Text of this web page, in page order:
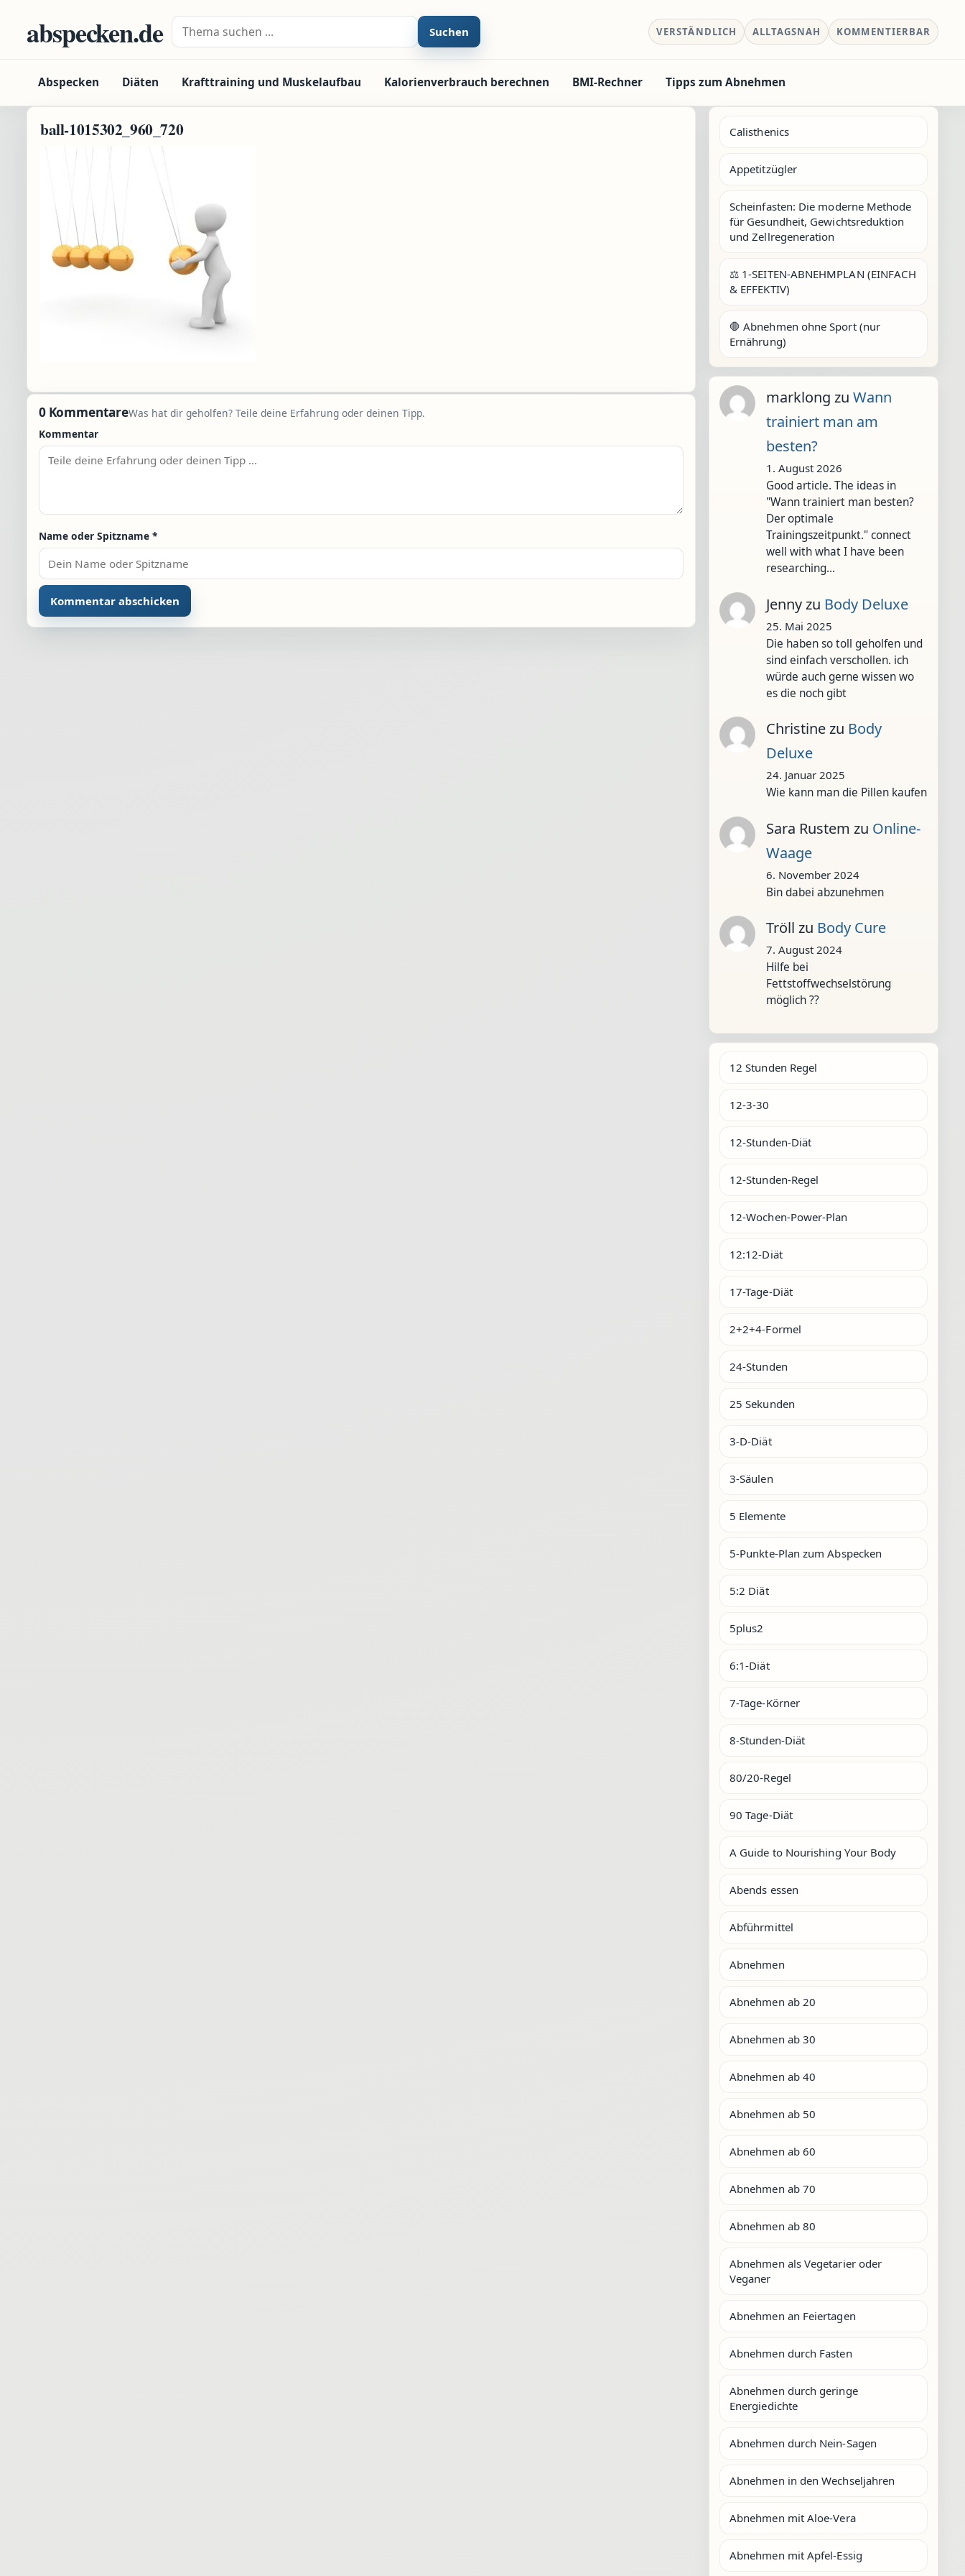
abspecken.de Suche nach: Suchen VERSTÄNDLICH ALLTAGSNAH KOMMENTIERBAR
Abspecken Diäten Krafttraining und Muskelaufbau Kalorienverbrauch berechnen BMI-Rechner Tipps zum Abnehmen
ball-1015302_960_720
0 KommentareWas hat dir geholfen? Teile deine Erfahrung oder deinen Tipp.
Kommentar
Name oder Spitzname *
Calisthenics
Appetitzügler
Scheinfasten: Die moderne Methode
für Gesundheit, Gewichtsreduktion
und Zellregeneration
⚖️ 1-SEITEN-ABNEHMPLAN (EINFACH
& EFFEKTIV)
🛑 Abnehmen ohne Sport (nur
Ernährung)
marklong zu Wann
trainiert man am
besten?
1. August 2026
Good article. The ideas in
"Wann trainiert man besten?
Der optimale
Trainingszeitpunkt." connect
well with what I have been
researching…
Jennyzu Body Deluxe
25. Mai 2025
Die haben so toll geholfen und
sind einfach verschollen. ich
würde auch gerne wissen wo
es die noch gibt
Christinezu Body
Deluxe
24. Januar 2025
Wie kann man die Pillen kaufen
Sara Rustem zu Online-
Waage
6. November 2024
Bin dabei abzunehmen
Tröll zu Body Cure
7. August 2024
Hilfe bei
Fettstoffwechselstörung
möglich ??
12 Stunden Regel
12-3-30
12-Stunden-Diät
12-Stunden-Regel
12-Wochen-Power-Plan
12:12-Diät
17-Tage-Diät
2+2+4-Formel
24-Stunden
25 Sekunden
3-D-Diät
3-Säulen
5 Elemente
5-Punkte-Plan zum Abspecken
5:2 Diät
5plus2
6:1-Diät
7-Tage-Körner
8-Stunden-Diät
80/20-Regel
90 Tage-Diät
A Guide to Nourishing Your Body
Abends essen
Abführmittel
Abnehmen
Abnehmen ab 20
Abnehmen ab 30
Abnehmen ab 40
Abnehmen ab 50
Abnehmen ab 60
Abnehmen ab 70
Abnehmen ab 80
Abnehmen als Vegetarier oder
Veganer
Abnehmen an Feiertagen
Abnehmen durch Fasten
Abnehmen durch geringe
Energiedichte
Abnehmen durch Nein-Sagen
Abnehmen in den Wechseljahren
Abnehmen mit Aloe-Vera
Abnehmen mit Apfel-Essig